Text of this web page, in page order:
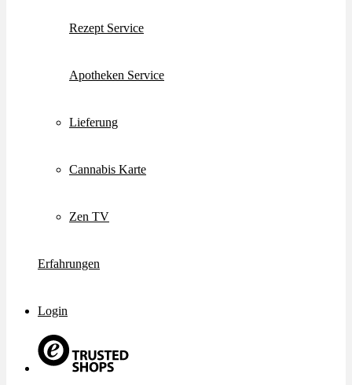
Rezept Service
Apotheken Service
Lieferung
Cannabis Karte
Zen TV
Erfahrungen
Login